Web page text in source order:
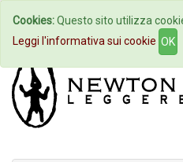
Home
Cookies:Questo sito utilizza
Leggi l'informativa sui cookie OK